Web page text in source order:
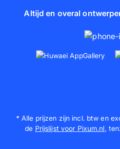
Altijd en overal
* Alle prijzen zijn incl. btw en
de Prijslijst voor Pixum.nl,